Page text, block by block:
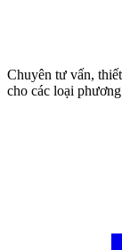
Chuyên tư vấn,
cho các loại